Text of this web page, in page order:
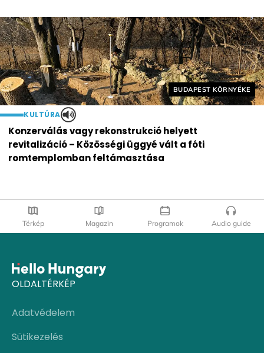
Helyszín címkék:
BUDAPEST KÖRNYÉKE
KULTÚRA
Konzerválás vagy rekonstrukció helyett
revitalizáció – Közösségi üggyé vált a fóti
romtemplomban feltámasztása
Térkép Magazin Programok Audio guide
OLDALTÉRKÉP
Adatvédelem
Sütikezelés